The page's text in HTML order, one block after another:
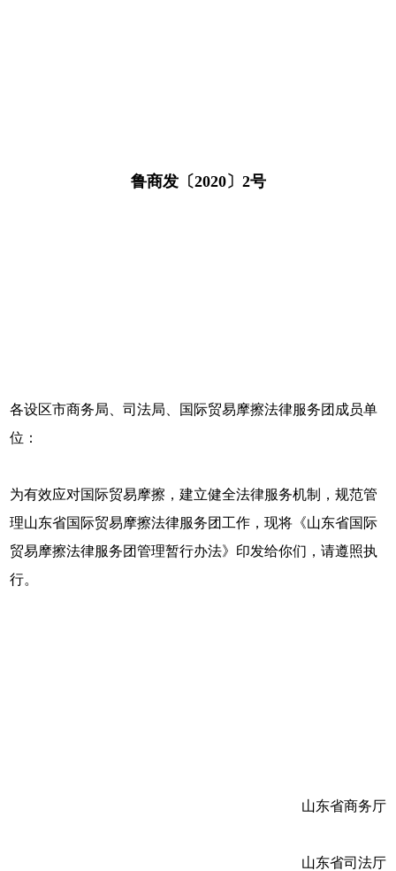
鲁商发〔2020〕2号
各设区市商务局、司法局、国际贸易摩擦法律服务团成员单
位：
为有效应对国际贸易摩擦，建立健全法律服务机制，规范管
理山东省国际贸易摩擦法律服务团工作，现将《山东省国际
贸易摩擦法律服务团管理暂行办法》印发给你们，请遵照执
行。
山东省商务厅
山东省司法厅